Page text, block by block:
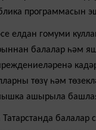
программасын
елдан гомуми
балалар һәм
төзү һәм
ашырыла
балалар